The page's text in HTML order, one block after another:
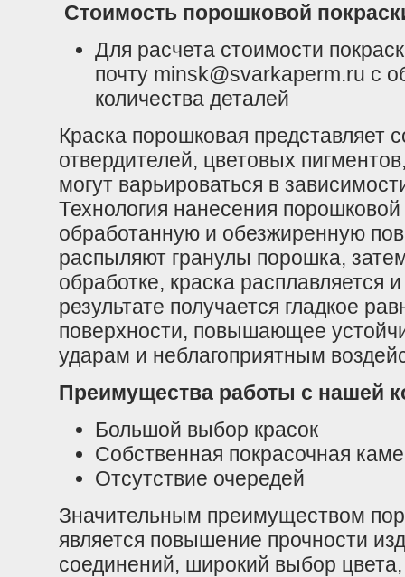
Стоимость порошковой
Для расчета стоимости
почту minsk@svarkaperm.ru с
количества деталей
Краска порошковая представляет
отвердителей, цветовых
могут варьироваться в
Технология нанесения
обработанную и обезжиренную
распыляют гранулы порошка,
обработке, краска расплавляется
результате получается гладкое
поверхности, повышающее
ударам и неблагоприятным
Преимущества работы с нашей
Большой выбор красок
Собственная покрасочная
Отсутствие очередей
Значительным преимуществом
является повышение прочности
соединений, широкий выбор